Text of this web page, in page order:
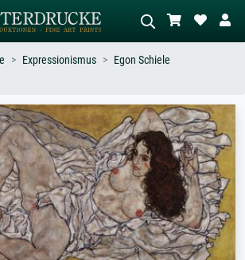
Werktiteln
Monet,
Welle
Beschreiben Sie die Szene – z.B. Grüne
Wiese, Abstrakt mit viel Rot, Dunkles
Ölgemälde, Stehender Akt neben einem
Baum.
Expressionismus
Egon Schiele